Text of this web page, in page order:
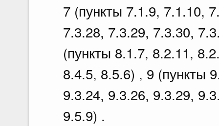
7 (пункты 7.1.9, 7.1.10,
7.3.28, 7.3.29, 7.3.30,
(пункты 8.1.7, 8.2.11,
8.4.5, 8.5.6) , 9 (пункты
9.3.24, 9.3.26, 9.3.29,
9.5.9) .